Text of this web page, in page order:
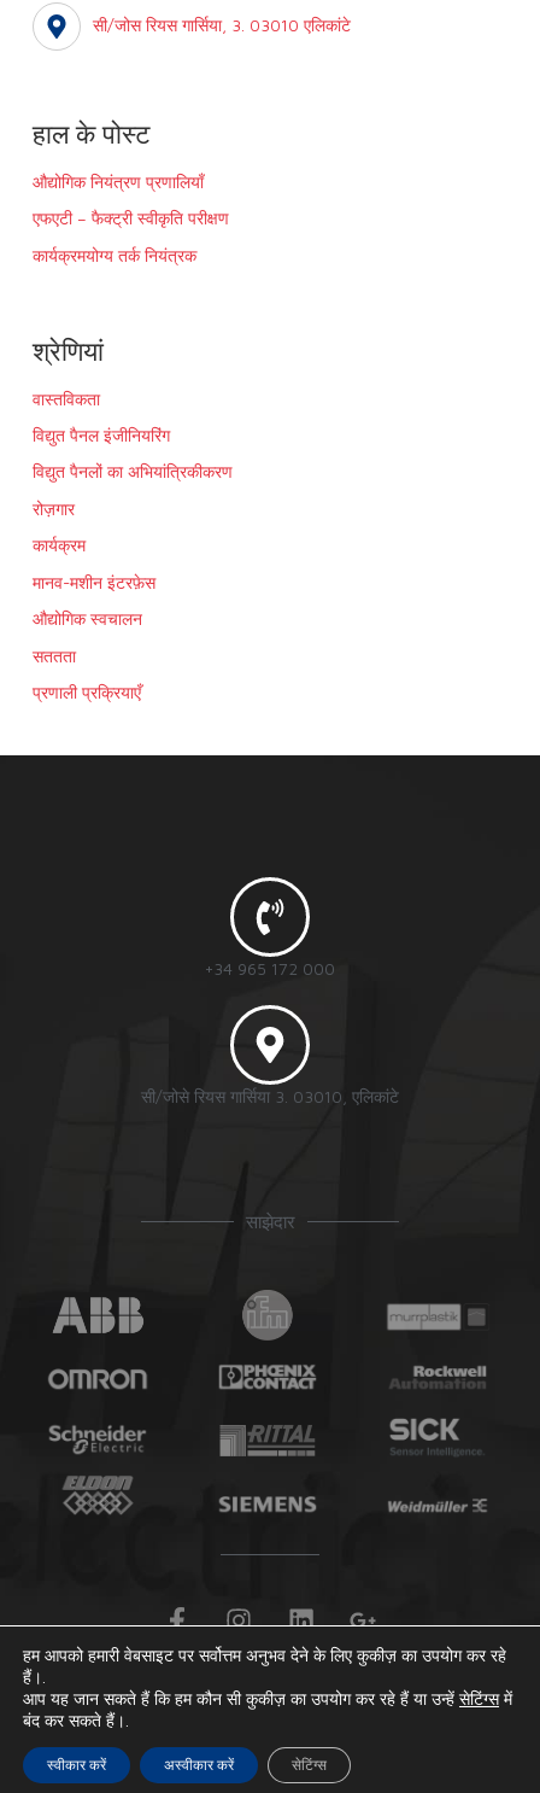
:
सी/जोस रियस गार्सिया, 3. 03010 एलिकांटे
हाल के पोस्ट
औद्योगिक नियंत्रण प्रणालियाँ
एफएटी – फैक्ट्री स्वीकृति परीक्षण
कार्यक्रमयोग्य तर्क नियंत्रक
श्रेणियां
वास्तविकता
विद्युत पैनल इंजीनियरिंग
विद्युत पैनलों का अभियांत्रिकीकरण
रोज़गार
कार्यक्रम
मानव-मशीन इंटरफ़ेस
औद्योगिक स्वचालन
सततता
प्रणाली प्रक्रियाएँ
+34 965 172 000
सी/जोसे रियस गार्सिया 3. 03010, एलिकांटे
साझेदार
फे
स
बु
क
-
ए
फ
इं
स्टा
ग्रा
म
लिं
क्ड
इ
न
गू
ग
ल
-
प्ल
हम आपको हमारी वेबसाइट पर सर्वोत्तम अनुभव देने के लिए कुकीज़ का उपयोग कर रहे
हैं।.
आप यह जान सकते हैं कि हम कौन सी कुकीज़ का उपयोग कर रहे हैं या उन्हें सेटिंग्समें
बंद कर सकते हैं।.
स्वीकार करें अस्वीकार करें सेटिंग्स